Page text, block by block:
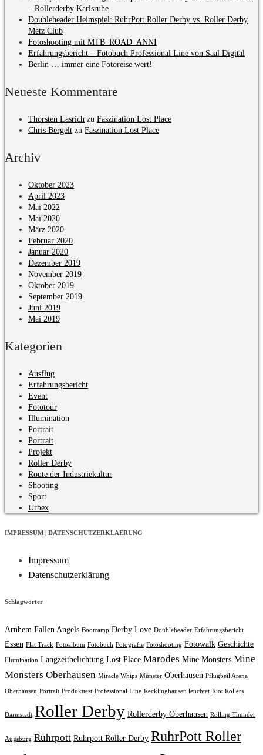
– Rollerderby Karlsruhe
Doubleheader Heimspiel: RuhrPott Roller Derby vs. Roller Derby
Metz Club
Fotoshooting mit MTB_ROAD_ANNI
Erfahrungsbericht – Fotobuch Professional Line von Saal Digital
Berlin … immer eine Fotoreise wert!
Neueste Kommentare
Thorsten Lasrich zu Faszination Lost Place
Chris Bergelt zu Faszination Lost Place
Archiv
Oktober 2023
April 2023
Mai 2022
Mai 2020
März 2020
Februar 2020
Januar 2020
Dezember 2019
November 2019
Oktober 2019
September 2019
Juni 2019
Mai 2019
Kategorien
Ausflug
Erfahrungsbericht
Event
Fototour
Illumination
Portrait
Portrait
Projekt
Roller Derby
Route der Industriekultur
Shooting
Sport
Urbex
IMPRESSUM | DATENSCHUTZERKLAERUNG
Impressum
Datenschutzerklärung
Schlagwörter
Arnhem Fallen Angels Bootcamp Derby Love Doubleheader Erfahrungsbericht
Essen Flat Track Fotoalbum Fotobuch Fotografie Fotoshooting Fotowalk Geschichte
Illumination Langzeitbelichtung Lost Place Marodes Mine Monsters Mine
Monsters Oberhausen Miracle Whips Münster Oberhausen Pflugbeil Arena
Oberhausen Portrait Produkttest Professional Line Recklinghausen leuchtet Riot Rollers
Darmstadt Roller Derby Rollerderby Oberhausen Rolling Thunder
Augsburg Ruhrpott Ruhrpott Roller Derby RuhrPott Roller